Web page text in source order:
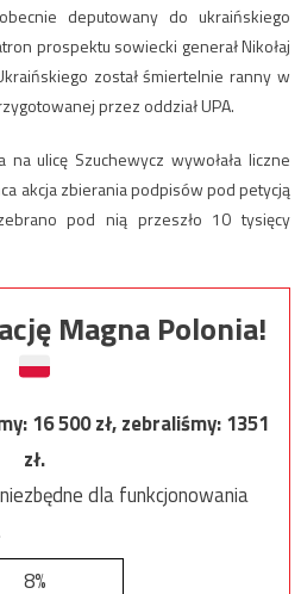
deputowany do ukraińskiego
prospektu sowiecki generał Nikołaj
został śmiertelnie ranny w
przez oddział UPA.
ulicę Szuchewycz wywołała liczne
akcja zbierania podpisów pod petycją
pod nią przeszło 10 tysięcy
Magna Polonia!
16 500zł, zebraliśmy:1351
zł.
dla funkcjonowania
8%